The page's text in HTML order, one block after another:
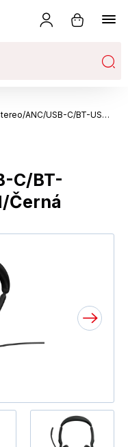
Jabra Evolve2 55/Stereo/ANC/USB-C/BT-USB/Bezdrát/Stand/Černá
C/BT-
Černá